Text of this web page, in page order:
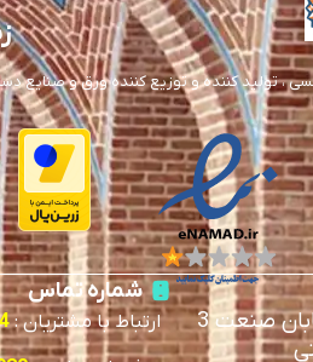
کننده و توزیع کننده ورق و صنایع
صنعت 3
شماره تماس
ارتباط با مشتریان :